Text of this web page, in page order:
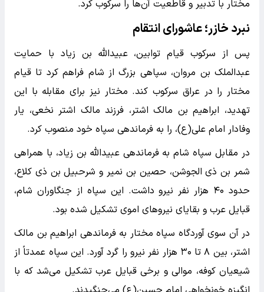
مختار با تدبیر و قاطعیت آن‌ها را سرکوب کرد.
نبرد خازر؛ عاشورای انتقام
پس از سرکوب قیام توابین، عبیدالله بن زیاد با حمایت
عبدالملک بن مروان، سپاهی بزرگ از شام فراهم کرد تا قیام
مختار را در عراق سرکوب کند. مختار نیز برای مقابله با این
تهدید، ابراهیم بن مالک اشتر، فرزند مالک اشتر نخعی، یار
وفادار امام علی(ع)، را به فرماندهی سپاه خود منصوب کرد.
در مقابل سپاه شام به فرماندهی عبیدالله بن زیاد، با همراهی
شمر بن ذی الجوشن، حصین بن نمیر و شرحبیل بن ذی کلاع،
حدود ۴۰ هزار نفر نیرو داشت. این سپاه از جنگاوران شام،
قبایل عرب و بقایای نیروهای اموی تشکیل شده بود.
در آن سوی آوردگاه سپاه مختار به فرماندهی ابراهیم بن مالک
اشتر، بین ۸ تا ۳۰ هزار نفر نیرو را گرد آورد. این سپاه عمدتاً از
شیعیان کوفه، موالی و برخی قبایل عرب تشکیل می‌شد که با